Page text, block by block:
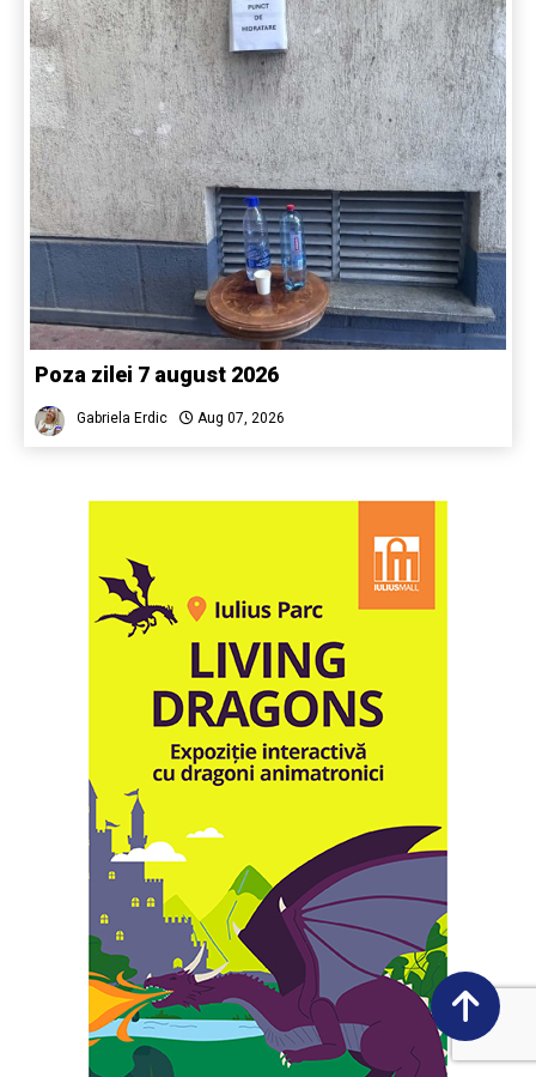
Poza zilei 7 august 2026
Gabriela Erdic Aug 07, 2026